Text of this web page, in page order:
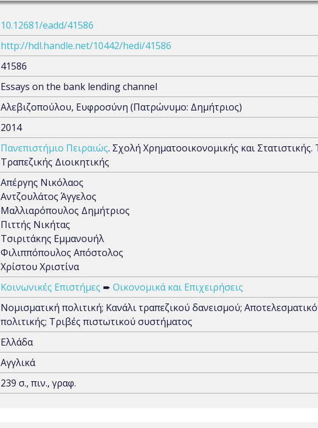
10.12681/eadd/41586
http://hdl.handle.net/10442/hedi/41586
41586
Essays on the bank lending channel
Αλεβιζοπούλου, Ευφροσύνη (Πατρώνυμο: Δημήτριος)
2014
Πανεπιστήμιο Πειραιώς. Σχολή Χρηματοοικονομικής και
Τραπεζικής Διοικητικής
Απέργης Νικόλαος
Αντζουλάτος Άγγελος
Μαλλιαρόπουλος Δημήτριος
Πιττής Νικήτας
Τσιριτάκης Εμμανουήλ
Φιλιππόπουλος Απόστολος
Χρίστου Χριστίνα
Κοινωνικές Επιστήμες ➨ Οικονομικά και Επιχειρήσεις
Νομισματική πολιτική; Κανάλι τραπεζικού δανεισμού;
πολιτικής; Τριβές πιστωτικού συστήματος
Ελλάδα
Αγγλικά
239 σ., πιν., γραφ.